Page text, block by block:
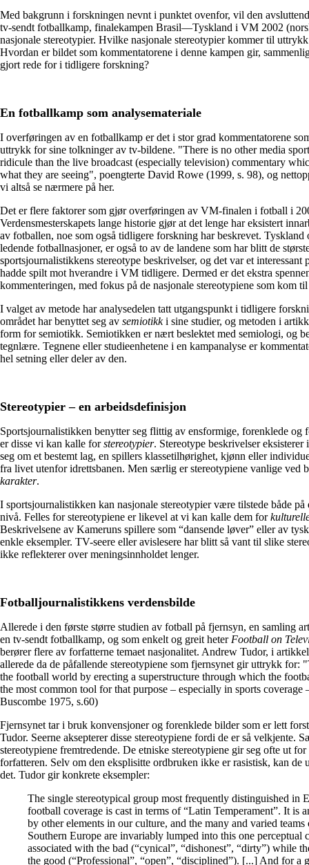
Med bakgrunn i forskningen nevnt i punktet ovenfor, vil den
tv-sendt fotballkamp, finalekampen Brasil—Tyskland i VM 2002
nasjonale stereotypier. Hvilke nasjonale stereotypier kommer til
Hvordan er bildet som kommentatorene i denne kampen gir,
gjort rede for i tidligere forskning?
En fotballkamp som analysemateriale
I overføringen av en fotballkamp er det i stor grad kommentatorene
uttrykk for sine tolkninger av tv-bildene. "There is no other media
ridicule than the live broadcast (especially television) commentary
what they are seeing", poengterte David Rowe (1999, s. 98), og
vi altså se nærmere på her.
Det er flere faktorer som gjør overføringen av VM-finalen i fotball i
Verdensmesterskapets lange historie gjør at det lenge har eksistert
av fotballen, noe som også tidligere forskning har beskrevet. Tyskland
ledende fotballnasjoner, er også to av de landene som har blitt de
sportsjournalistikkens stereotype beskrivelser, og det var et interessant
hadde spilt mot hverandre i VM tidligere. Dermed er det ekstra
kommenteringen, med fokus på de nasjonale stereotypiene som kom
I valget av metode har analysedelen tatt utgangspunkt i tidligere
området har benyttet seg av semiotikki sine studier, og metoden i
form for semiotikk. Semiotikken er nært beslektet med semiologi, og
tegnlære. Tegnene eller studieenhetene i en kampanalyse er
hel setning eller deler av den.
Stereotypier – en arbeidsdefinisjon
Sportsjournalistikken benytter seg flittig av ensformige, forenklede og
er disse vi kan kalle forstereotypier. Stereotype beskrivelser
seg om et bestemt lag, en spillers klassetilhørighet, kjønn eller
fra livet utenfor idrettsbanen. Men særlig er stereotypiene vanlige ved
karakter.
I sportsjournalistikken kan nasjonale stereotypier være tilstede både
nivå. Felles for stereotypiene er likevel at vi kan kalle dem for
Beskrivelsene av Kameruns spillere som “dansende løver” eller av
enkle eksempler. TV-seere eller avislesere har blitt så vant til slike
ikke reflekterer over meningsinnholdet lenger.
Fotballjournalistikkens verdensbilde
Allerede i den første større studien av fotball på fjernsyn, en samling
en tv-sendt fotballkamp, og som enkelt og greit heter Football on
berører flere av forfatterne temaet nasjonalitet. Andrew Tudor, i
allerede da de påfallende stereotypiene som fjernsynet gir uttrykk for:
the football world by erecting a superstructure through which the
the most common tool for that purpose – especially in sports coverage
Buscombe 1975, s.60)
Fjernsynet tar i bruk konvensjoner og forenklede bilder som er lett
Tudor. Seerne aksepterer disse stereotypiene fordi de er så velkjente.
stereotypiene fremtredende. De etniske stereotypiene gir seg ofte ut
forfatteren. Selv om den eksplisitte ordbruken ikke er rasistisk, kan de
det. Tudor gir konkrete eksempler:
The single stereotypical group most frequently distinguished in
football coverage is cast in terms of “Latin Temperament”. It is
by other elements in our culture, and the many and varied
Southern Europe are invariably lumped into this one perceptual
associated with the bad (“cynical”, “dishonest”, “dirty”) while
the good (“Professional”, “open”, “disciplined”). [...] And for a